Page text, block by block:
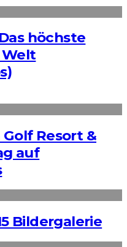
höchste
Welt
Resort &
auf
Bildergalerie